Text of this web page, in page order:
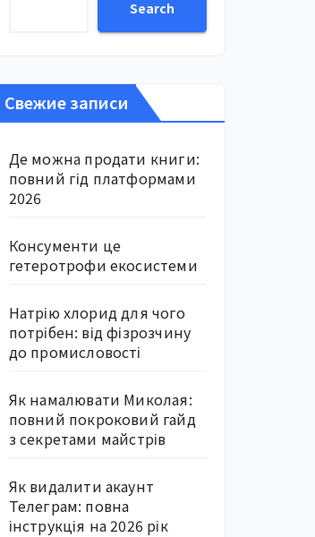
Search
Свежие записи
Де можна продати книги:
повний гід платформами
2026
Консументи це
гетеротрофи екосистеми
Натрію хлорид для чого
потрібен: від фізрозчину
до промисловості
Як намалювати Миколая:
повний покроковий гайд
з секретами майстрів
Як видалити акаунт
Телеграм: повна
інструкція на 2026 рік